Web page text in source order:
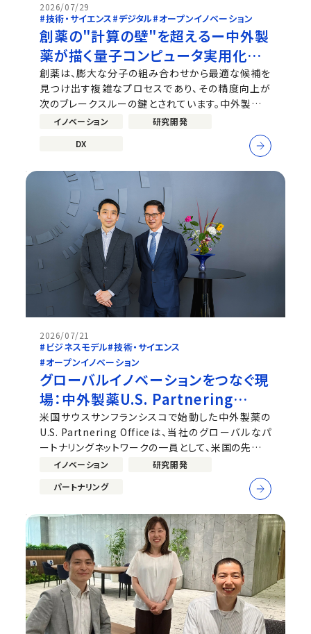
2026/07/29
#技術・サイエンス#デジタル#オープンイノベーション
創薬の"計算の壁"を超えるー中外製
薬が描く量子コンピュータ実用化へ
の道
創薬は、膨大な分子の組み合わせから最適な候補を
見つけ出す複雑なプロセスであり、その精度向上が
次のブレークスルーの鍵とされています。中外製薬で
は、この課題に対し、将来の量子コンピュータ活用を
見据えた高精度な分子計算という新たなアプローチ
に挑んでいます。本記事では、当社の量子創薬プロジ
イノベーション
研究開発
DX
2026/07/21
#ビジネスモデル#技術・サイエンス
#オープンイノベーション
グローバルイノベーションをつなぐ現
場：中外製薬U.S. Partnering
Officeの取り組み
米国サウスサンフランシスコで始動した中外製薬の
U.S. Partnering Officeは、当社のグローバルなパ
ートナリングネットワークの一員として、米国の先端サ
イエンスとの接点を広げています。同チームは
Andrew Wong（Head of Chugai Partnering,
U.S.）に率いられ、バイオテック・スタートアップ、大学・
イノベーション
研究開発
パートナリング